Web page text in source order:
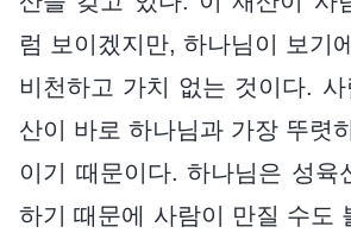
럼 보이겠지만, 하나님이 보기
비천하고 가치 없는 것이다.
산이 바로 하나님과 가장 뚜렷
이기 때문이다. 하나님은 성육
하기 때문에 사람이 만질 수도